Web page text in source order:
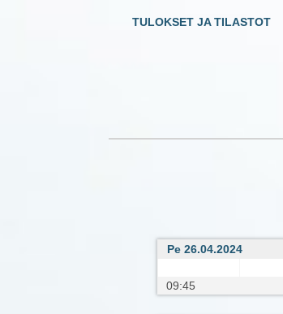
TULOKSET JA TILASTOT
Pe 26.04.2024
09:45